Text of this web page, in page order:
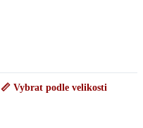
📏 Vybrat podle velikosti